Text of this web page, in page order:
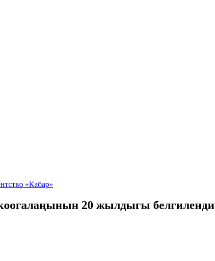
20 жылдыгы белгиленди